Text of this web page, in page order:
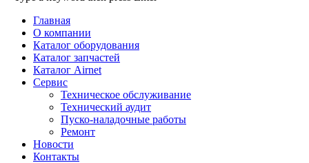
Главная
О компании
Каталог оборудования
Каталог запчастей
Каталог Airnet
Сервис
Техническое обслуживание
Технический аудит
Пуско-наладочные работы
Ремонт
Новости
Контакты